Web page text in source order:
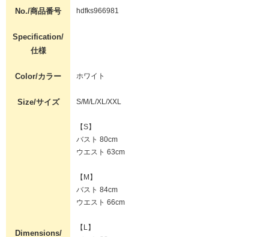
No./商品番号 hdfks966981
Specification/
仕様
Color/カラー ホワイト
Size/サイズ S/M/L/XL/XXL
Dimensions/
【S】
バスト 80cm
ウエスト 63cm
【M】
バスト 84cm
ウエスト 66cm
【L】